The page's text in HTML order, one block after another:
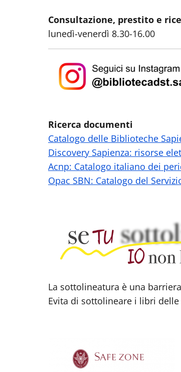
Consultazione, prestito e
lunedì-venerdì 8.30-16.00
Ricerca documenti
Catalogo delle Biblioteche
Discovery Sapienza: risorse
Acnp: Catalogo italiano dei
Opac SBN: Catalogo del
La sottolineatura è una
Evita di sottolineare i libri